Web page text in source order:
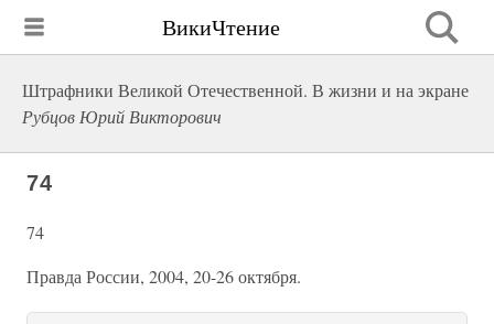
ВикиЧтение
Штрафники Великой Отечественной. В жизни и на экране
Рубцов Юрий Викторович
74
74
Правда России, 2004, 20-26 октября.